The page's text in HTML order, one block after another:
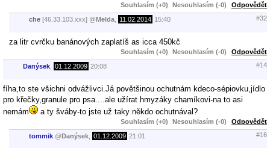
Souhlasím (+0) Nesouhlasím (-0) Odpovědět
che [46.33.103.xxx] @ Melda 11.02.2014 15:40 #32
za litr cvrčku banánových zaplatíš as icca 450kč
Souhlasím (+0) Nesouhlasím (-0) Odpovědět
Danýsek 01.12.2009 20:08 #14
fíha,to ste všichni odvážlivci.Já povětšinou ochutnám kdeco-sépiovku,jídlo
pro křečky,granule pro psa....ale užírat hmyzáky chamíkovi-na to asi
nemám
a ty šváby-to jste už taky někdo ochutnával?
Souhlasím (+0) Nesouhlasím (-0) Odpovědět
tommik @ Danýsek 01.12.2009 21:01 #16